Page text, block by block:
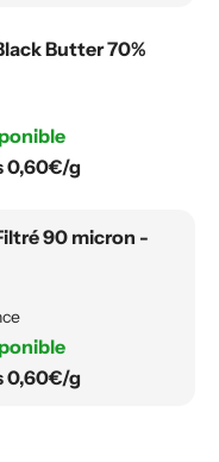
Butter 70%
0,60€/g
90 micron -
0,60€/g